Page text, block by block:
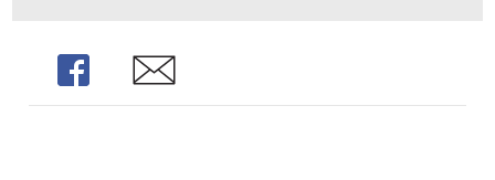
Share Share